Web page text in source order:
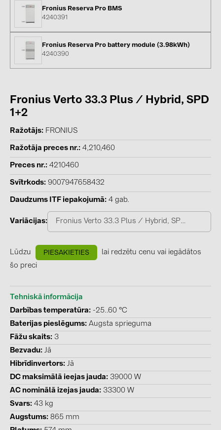
BUDMAT (6)
EVOPIPES (7)
FRONIUS (42)
GROMTOR (32)
HUAWEI (53)
JAsolar (6)
JINKO (1)
LEADER (6)
LONGi Solar (5)
NOVOTEGRA (315)
PROJOY (3)
PRYSMIAN DRAKA (18)
PYLONTECH (17)
QILOWATT (3)
SMA (1)
Solinteg (4)
Solis (63)
Stäubli (2)
TIGO (4)
Trina Solar (6)
Victron Energy B.V. (2)
WHES (5)
Fronius Reserva Pro BMS
4240391
Fronius Reserva Pro battery module (3.98kWh)
4240390
Fronius Verto 33.3 Plus / Hybrid, SPD
1+2
Ražotājs FRONIUS
Ražotāja preces nr. 4,210,460
Preces nr. 4210460
Svītrkods 9007947658432
Daudzums ITF iepakojumā 4 gab.
Variācijas Fronius Verto 33.3 Plus / Hybrid, SPD 1+2
Lūdzu PIESAKIETIES
lai redzētu cenu vai iegādātos
šo preci
Tehniskā informācija
Darbības temperatūra -25..60 °C
Baterijas pieslēgums Augsta sprieguma
Fāžu skaits 3
Bezvadu Jā
Hibrīdinvertors Jā
DC maksimālā ieejas jauda
39000 W
AC nominālā izejas jauda
33300 W
Svars 43 kg
Augstums 865 mm